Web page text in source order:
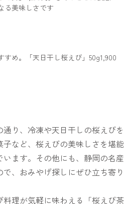
る美味しさです
すめ。「天日干し桜えび」50g1,900
り、冷凍や天日干しの桜えびを
など、桜えびの美味しさを堪能
ます。その他にも、静岡の名産
、おみやげ探しにぜひ立ち寄り
理が気軽に味わえる「桜えび茶